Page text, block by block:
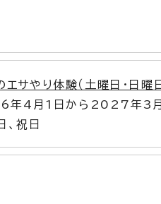
エサやり体験（土曜日・日曜日
年4月1日から2027年3月
、祝日